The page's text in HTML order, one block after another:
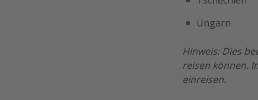
Ungarn
Hinweis: Dies
reisen können.
einreisen.